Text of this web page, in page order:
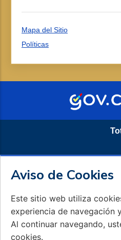
Aviso de Cookies
Este sitio web utiliza
experiencia de navegación
Al continuar navegando,
cookies.
Mapa del Sitio
Políticas